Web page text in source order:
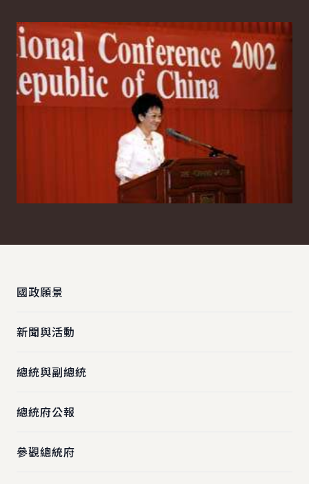
國政願景
新聞與活動
總統與副總統
總統府公報
參觀總統府